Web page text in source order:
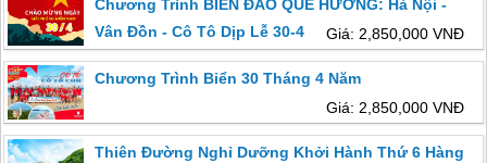
Chương Trình BIỂN ĐẢO QUÊ HƯƠNG: Hà Nội -
Vân Đồn - Cô Tô Dịp Lễ 30-4
Giá: 2,850,000 VNĐ
Chương Trình Biển 30 Tháng 4 Năm
Giá: 2,850,000 VNĐ
Thiên Đường Nghỉ Dưỡng Khởi Hành Thứ 6 Hàng